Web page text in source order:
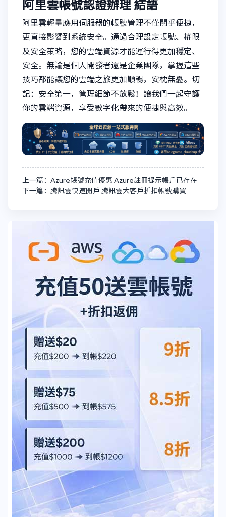
阿里雲帳號認證辦理 結語
阿里雲輕量應用伺服器的帳號管理不僅關乎便捷，
更直接影響到系統安全。通過合理設定帳號、權限
及安全策略，您的雲端資源才能運行得更加穩定、
安全。無論是個人開發者還是企業團隊，掌握這些
技巧都能讓您的雲端之旅更加順暢，安枕無憂。切
記：安全第一，管理細節不放鬆！讓我們一起守護
你的雲端資源，享受數字化帶來的便捷與高效。
上一篇：Azure帳號充值優惠 Azure註冊提示帳戶已存在
下一篇：騰訊雲快速開戶 騰訊雲大客戶折扣帳號購買